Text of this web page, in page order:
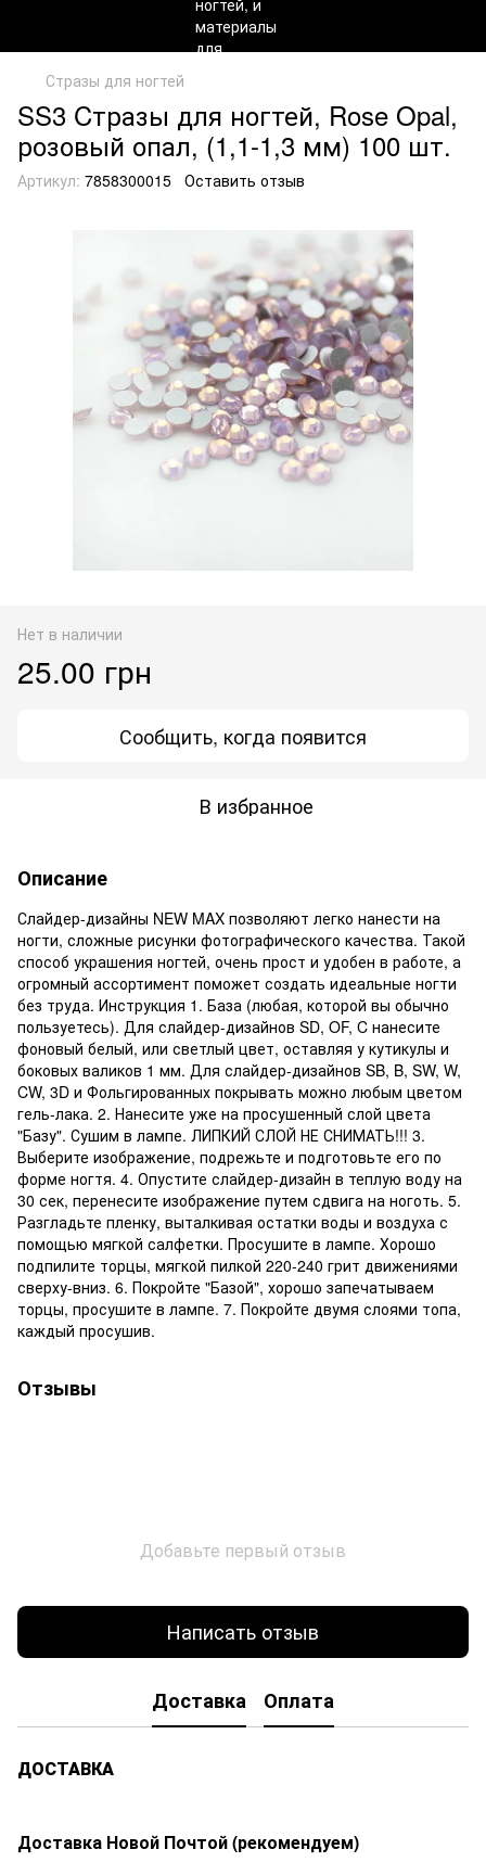
Стразы для ногтей
SS3 Cтразы для ногтей, Rose Opal,
розовый опал, (1,1-1,3 мм) 100 шт.
Артикул: 7858300015 Оставить отзыв
Нет в наличии
25.00 грн
Сообщить, когда появится
В избранное
Описание
Слайдер-дизайны NEW MAX позволяют легко нанести на
ногти, сложные рисунки фотографического качества. Такой
способ украшения ногтей, очень прост и удобен в работе, а
огромный ассортимент поможет создать идеальные ногти
без труда. Инструкция 1. База (любая, которой вы обычно
пользуетесь). Для слайдер-дизайнов SD, OF, C нанесите
фоновый белый, или светлый цвет, оставляя у кутикулы и
боковых валиков 1 мм. Для слайдер-дизайнов SB, B, SW, W,
CW, 3D и Фольгированных покрывать можно любым цветом
гель-лака. 2. Нанесите уже на просушенный слой цвета
"Базу". Сушим в лампе. ЛИПКИЙ СЛОЙ НЕ СНИМАТЬ!!! 3.
Выберите изображение, подрежьте и подготовьте его по
форме ногтя. 4. Опустите слайдер-дизайн в теплую воду на
30 сек, перенесите изображение путем сдвига на ноготь. 5.
Разгладьте пленку, выталкивая остатки воды и воздуха с
помощью мягкой салфетки. Просушите в лампе. Хорошо
подпилите торцы, мягкой пилкой 220-240 грит движениями
сверху-вниз. 6. Покройте "Базой", хорошо запечатываем
торцы, просушите в лампе. 7. Покройте двумя слоями топа,
каждый просушив.
Отзывы
Добавьте первый отзыв
Написать отзыв
Доставка Оплата
ДОСТАВКА
Доставка Новой Почтой (рекомендуем)